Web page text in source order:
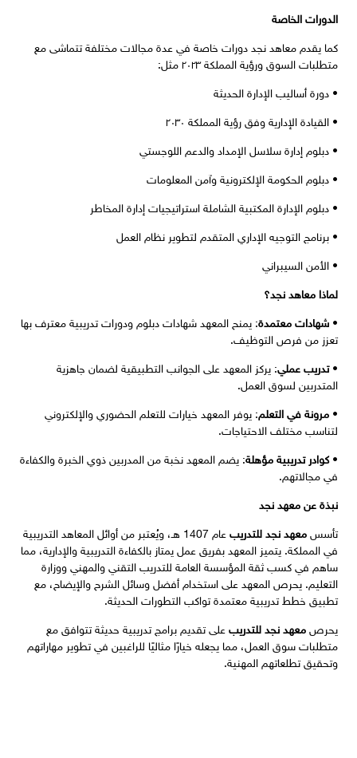
الدورات الخاصة
كما يقدم معاهد نجد دورات خاصة في عدة مجالات مختلفة تتماشى مع
متطلبات السوق ورؤية المملكة ٢٠٢٣ مثل:
• دورة أساليب الإدارة الحديثة
• القيادة الإدارية وفق رؤية المملكة ٢٠٣٠
• دبلوم إدارة سلاسل الإمداد والدعم اللوجستي
• دبلوم الحكومة الإلكترونية وآمن المعلومات
• دبلوم الإدارة المكتبية الشاملة استراتيجيات إدارة المخاطر
• برنامج التوجيه الإداري المتقدم لتطوير نظام العمل
• الأمن السيبراني
لماذا معاهد نجد؟
• شهادات معتمدة: يمنح المعهد شهادات دبلوم ودورات تدريبية معترف بها
تعزز من فرص التوظيف.
•تدريب عملي: يركز المعهد على الجوانب التطبيقية لضمان جاهزية
المتدربين لسوق العمل.
• مرونة في التعلم: يوفر المعهد خيارات للتعلم الحضوري والإلكتروني
لتناسب مختلف الاحتياجات.
•كوادر تدريبية مؤهلة: يضم المعهد نخبة من المدربين ذوي الخبرة والكفاءة
في مجالاتهم.
نبذة عن معهد نجد
تأسسمعهد نجد للتدريب
عام 1407 هـ، ويُعتبر من أوائل المعاهد التدريبية
في المملكة. يتميز المعهد بفريق عمل يمتاز بالكفاءة التدريبية والإدارية، مما
ساهم في كسب ثقة المؤسسة العامة للتدريب التقني والمهني ووزارة
التعليم. يحرص المعهد على استخدام أفضل وسائل الشرح والإيضاح، مع
تطبيق خطط تدريبية معتمدة تواكب التطورات الحديثة.
يحرصمعهد نجد للتدريبعلى تقديم برامج تدريبية حديثة تتوافق مع
متطلبات سوق العمل، مما يجعله خيارًا مثاليًا للراغبين في تطوير مهاراتهم
وتحقيق تطلعاتهم المهنية.